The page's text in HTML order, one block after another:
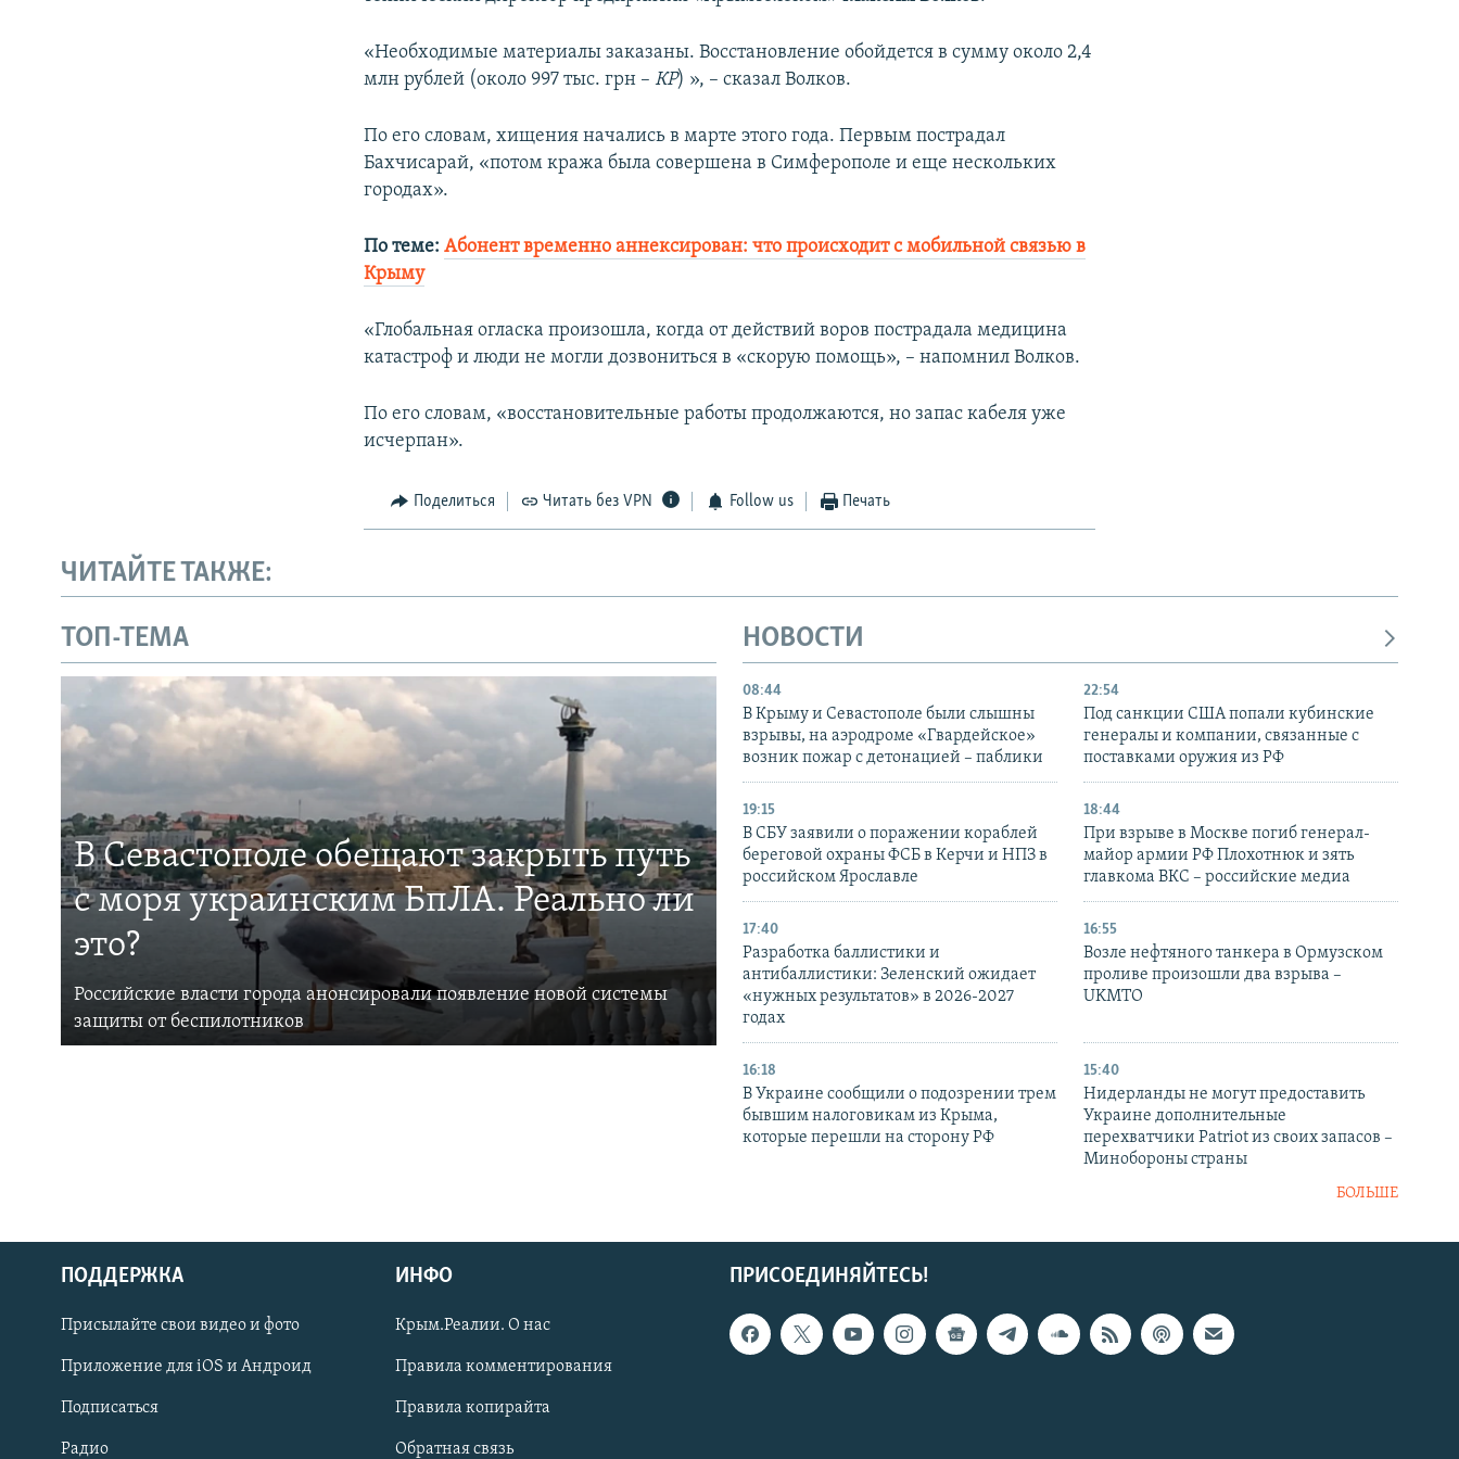
Українською
Qırımtatar
ПРИСОЕДИНЯЙТЕСЬ!
«Необходимые материалы заказаны. Восстановление обойдется в сумму около 2,4
млн рублей (около 997 тыс. грн –КР) », – сказал Волков.
По его словам, хищения начались в марте этого года. Первым пострадал
Бахчисарай, «потом кража была совершена в Симферополе и еще нескольких
городах».
По теме:Абонент временно аннексирован: что происходит с мобильной связью в
Крыму
«Глобальная огласка произошла, когда от действий воров пострадала медицина
катастроф и люди не могли дозвониться в «скорую помощь», – напомнил Волков.
По его словам, «восстановительные работы продолжаются, но запас кабеля уже
исчерпан».
Поделиться Читать без VPN Follow us Печать
ЧИТАЙТЕ ТАКЖЕ:
ТОП-ТЕМА
В Севастополе обещают закрыть путь
с моря украинским БпЛА. Реально ли
это?
Российские власти города анонсировали появление новой системы
защиты от беспилотников
НОВОСТИ
08:44
В Крыму и Севастополе были слышны
взрывы, на аэродроме «Гвардейское»
возник пожар с детонацией – паблики
22:54
Под санкции США попали кубинские
генералы и компании, связанные с
поставками оружия из РФ
19:15
В СБУ заявили о поражении кораблей
береговой охраны ФСБ в Керчи и НПЗ в
российском Ярославле
18:44
При взрыве в Москве погиб генерал-
майор армии РФ Плохотнюк и зять
главкома ВКС – российские медиа
17:40
Разработка баллистики и
антибаллистики: Зеленский ожидает
«нужных результатов» в 2026-2027
годах
16:55
Возле нефтяного танкера в Ормузском
проливе произошли два взрыва –
UKMTO
16:18
В Украине сообщили о подозрении трем
бывшим налоговикам из Крыма,
которые перешли на сторону РФ
15:40
Нидерланды не могут предоставить
Украине дополнительные
перехватчики Patriot из своих запасов –
Минобороны страны
БОЛЬШЕ
ПРИСОЕДИНЯЙТЕСЬ!
ПОДДЕРЖКА
Присылайте свои видео и фото
Приложение для iOS и Андроид
Подписаться
Радио
ИНФО
Крым.Реалии. О нас
Правила комментирования
Правила копирайта
Обратная связь